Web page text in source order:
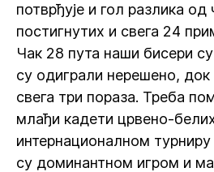
потврђује и гол разлика од
постигнутих и свега 24
Чак 28 пута наши бисери
су одиграли нерешено,
свега три пораза. Треба
млађи кадети црвено-
интернационалном
су доминантном игром и